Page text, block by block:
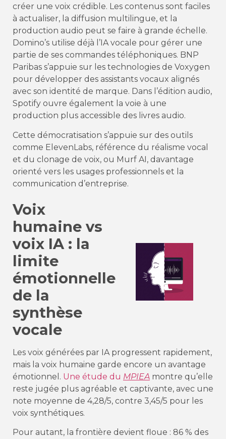
créer une voix crédible. Les contenus sont faciles
à actualiser, la diffusion multilingue, et la
production audio peut se faire à grande échelle.
Domino’s utilise déjà l’IA vocale pour gérer une
partie de ses commandes téléphoniques. BNP
Paribas s’appuie sur les technologies de Voxygen
pour développer des assistants vocaux alignés
avec son identité de marque. Dans l’édition audio,
Spotify ouvre également la voie à une
production plus accessible des livres audio.
Cette démocratisation s’appuie sur des outils
comme ElevenLabs, référence du réalisme vocal
et du clonage de voix, ou Murf AI, davantage
orienté vers les usages professionnels et la
communication d’entreprise.
Voix
humaine vs
voix IA : la
limite
émotionnelle
de la
synthèse
vocale
Les voix générées par IA progressent rapidement,
mais la voix humaine garde encore un avantage
émotionnel. Une étude du MPIEA montre qu’elle
reste jugée plus agréable et captivante, avec une
note moyenne de 4,28/5, contre 3,45/5 pour les
voix synthétiques.
Pour autant, la frontière devient floue : 86 % des